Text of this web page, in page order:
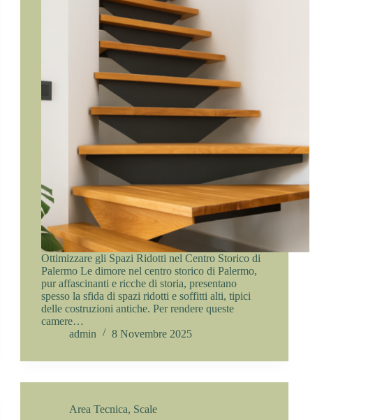
Ottimizzare gli Spazi Ridotti nel Centro Storico di
Palermo Le dimore nel centro storico di Palermo,
pur affascinanti e ricche di storia, presentano
spesso la sfida di spazi ridotti e soffitti alti, tipici
delle costruzioni antiche. Per rendere queste
camere…
admin
8 Novembre 2025
Area Tecnica, Scale